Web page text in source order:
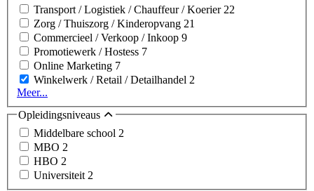
Transport / Logistiek / Chauffeur / Koerier22
Zorg / Thuiszorg / Kinderopvang 21
Commercieel / Verkoop / Inkoop 9
Promotiewerk / Hostess 7
Online Marketing 7
Winkelwerk / Retail / Detailhandel 2
Meer...
Opleidingsniveaus
Middelbare school 2
MBO 2
HBO 2
Universiteit 2